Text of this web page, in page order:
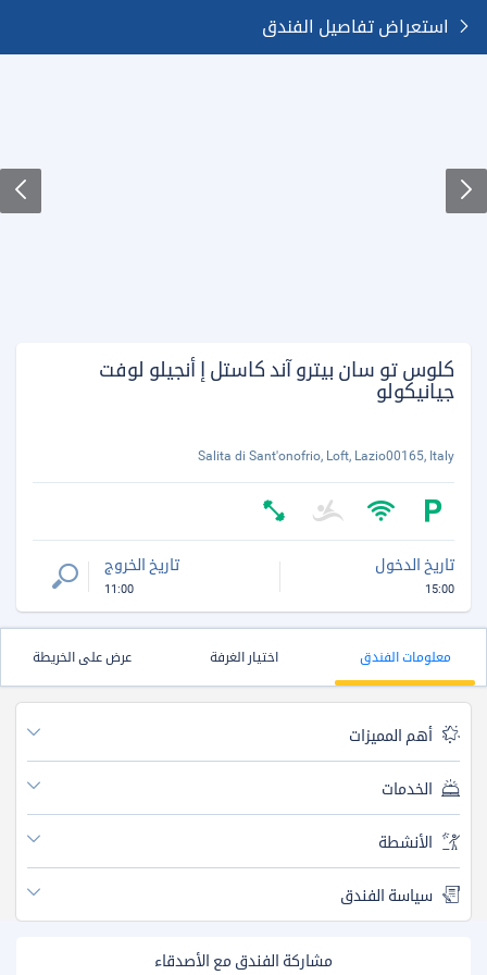
استعراض تفاصيل الفندق
كلوس تو سان بيترو آند كاستل إ أنجيلو لوفت
جيانيكولو
Salita di Sant'onofrio, Loft, Lazio00165, Italy
تاريخ الدخول
15:00
تاريخ الخروج
11:00
معلومات الفندق اختيار الغرفة عرض على الخريطة
أهم المميزات
الخدمات
الأنشطة
سياسة الفندق
مشاركة الفندق مع الأصدقاء